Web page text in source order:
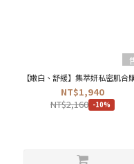
【嫩白、舒緩】集萃妍私密肌合
NT$1,940
NT$2,160 -10%